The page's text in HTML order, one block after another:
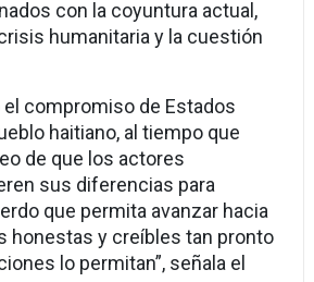
con la coyuntura actual,
humanitaria y la cuestión
compromiso de Estados
haitiano, al tiempo que
de que los actores
sus diferencias para
que permita avanzar hacia
honestas y creíbles tan pronto
lo permitan”, señala el